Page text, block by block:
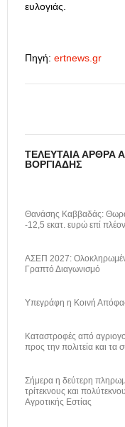
ευλογιάς.
Πηγή: ertnews.gr
ΤΕΛΕΥΤΑΊΑ ΆΡΘΡΑ
ΒΟΡΓΙΆΔΗΣ
Θανάσης Καββαδάς:
-12,5 εκατ. ευρώ επί
ΑΣΕΠ 2027:
Γραπτό Διαγωνισμό
Υπεγράφη η Κοινή
Καταστροφές από
προς την πολιτεία και τα
Σήμερα η δεύτερη
τρίτεκνους και
Αγροτικής Εστίας